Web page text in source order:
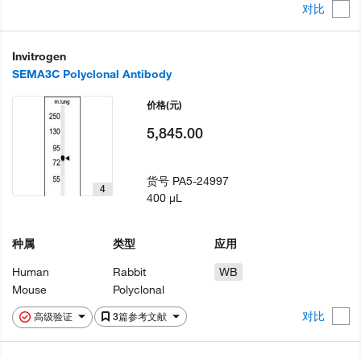
对比
Invitrogen
SEMA3C Polyclonal Antibody
高级验证 3篇参考文献 对比
4
种属
Human
Mouse
类型
Rabbit
Polyclonal
应用
WB
价格(元)
5,845.00
货号 PA5-24997
400 µL